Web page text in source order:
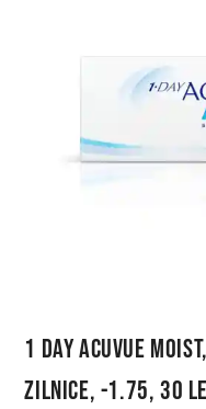
1 Day Acuvue
zilnice, -1.75, 30